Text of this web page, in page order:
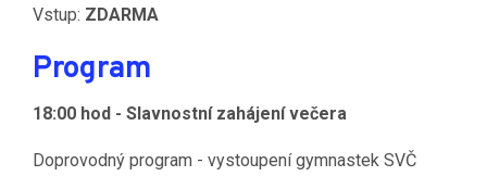
Vstup: ZDARMA
Program
18:00 hod - Slavnostní zahájení večera
Doprovodný program - vystoupení gymnastek SVČ